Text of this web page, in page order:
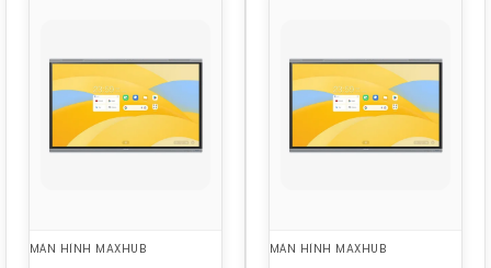
MÀN HÌNH MAXHUB MÀN HÌNH MAXHUB